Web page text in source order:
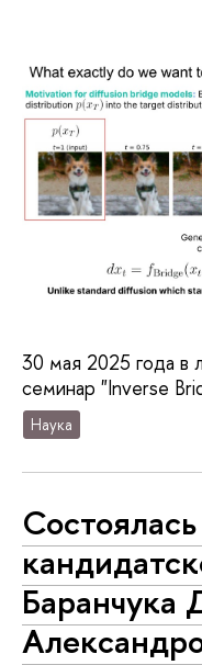
30 мая 2025 года в
семинар "Inverse
Наука
Баранчука